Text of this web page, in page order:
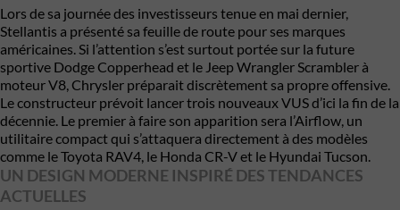
Lors de sa journée des investisseurs tenue en mai dernier,
Stellantis a présenté sa feuille de route pour ses marques
américaines. Si l’attention s’est surtout portée sur la future
sportive Dodge Copperhead et le Jeep Wrangler Scrambler à
moteur V8, Chrysler préparait discrètement sa propre offensive.
Le constructeur prévoit lancer trois nouveaux VUS d’ici la fin de la
décennie. Le premier à faire son apparition sera l’Airflow, un
utilitaire compact qui s’attaquera directement à des modèles
comme le Toyota RAV4, le Honda CR-V et le Hyundai Tucson.
UN DESIGN MODERNE INSPIRÉ DES TENDANCES
ACTUELLES